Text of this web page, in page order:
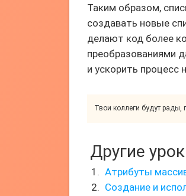
Таким образом,
создавать новые
делают код более
преобразованиями
и ускорить процесс
Твои коллеги будут рады,
Другие
Атрибуты
Создание и